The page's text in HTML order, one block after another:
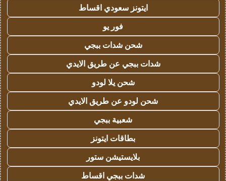
ايتونز سعودي اقساط
فور يو
شحن شدات ببجي
شدات ببجي عن طريق الايدي
شحن يلا لودو
شحن لودو عن طريق الايدي
شعبية ببجي
بطاقات ايتونز
بلايستيشن ستور
شدات ببجي اقساط